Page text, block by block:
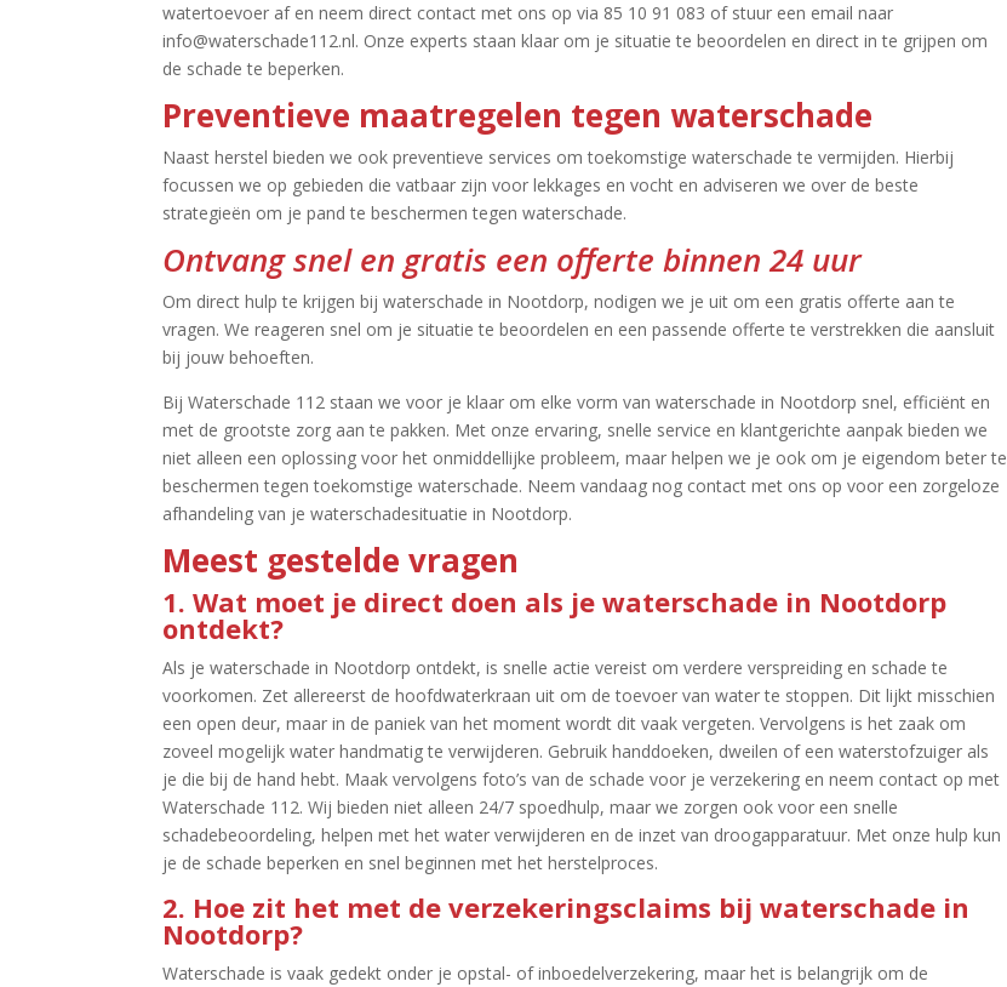
watertoevoer af en neem direct contact met ons op via 85 10 91 083 of stuur een email naar
info@waterschade112.​nl.​ Onze experts staan klaar om je situatie te beoordelen en direct in te grijpen om
de schade te beperken.​
Preventieve maatregelen tegen waterschade
Naast herstel bieden we ook preventieve services om toekomstige waterschade te vermijden.​ Hierbij
focussen we op gebieden die vatbaar zijn voor lekkages en vocht en adviseren we over de beste
strategieën om je pand te beschermen tegen waterschade.​
Ontvang snel en gratis een offerte binnen 24 uur
Om direct hulp te krijgen bij waterschade in Nootdorp, nodigen we je uit om een gratis offerte aan te
vragen.​ We reageren snel om je situatie te beoordelen en een passende offerte te verstrekken die aansluit
bij jouw behoeften.​
Bij Waterschade 112 staan we voor je klaar om elke vorm van waterschade in Nootdorp snel, efficiënt en
met de grootste zorg aan te pakken.​ Met onze ervaring, snelle service en klantgerichte aanpak bieden we
niet alleen een oplossing voor het onmiddellijke probleem, maar helpen we je ook om je eigendom beter te
beschermen tegen toekomstige waterschade.​ Neem vandaag nog contact met ons op voor een zorgeloze
afhandeling van je waterschadesituatie in Nootdorp.​
Meest gestelde vragen
1.​ Wat moet je direct doen als je waterschade in Nootdorp
ontdekt?
Als je waterschade in Nootdorp ontdekt, is snelle actie vereist om verdere verspreiding en schade te
voorkomen.​ Zet allereerst de hoofdwaterkraan uit om de toevoer van water te stoppen.​ Dit lijkt misschien
een open deur, maar in de paniek van het moment wordt dit vaak vergeten.​ Vervolgens is het zaak om
zoveel mogelijk water handmatig te verwijderen.​ Gebruik handdoeken, dweilen of een waterstofzuiger als
je die bij de hand hebt.​ Maak vervolgens foto’s van de schade voor je verzekering en neem contact op met
Waterschade 112.​ Wij bieden niet alleen 24/7 spoedhulp, maar we zorgen ook voor een snelle
schadebeoordeling, helpen met het water verwijderen en de inzet van droogapparatuur.​ Met onze hulp kun
je de schade beperken en snel beginnen met het herstelproces.​
2.​ Hoe zit het met de verzekeringsclaims bij waterschade in
Nootdorp?
Waterschade is vaak gedekt onder je opstal- of inboedelverzekering, maar het is belangrijk om de